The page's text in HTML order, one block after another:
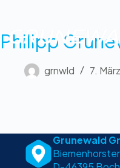
Philipp
grnwld 7.
Grunewald
Biemenhorster